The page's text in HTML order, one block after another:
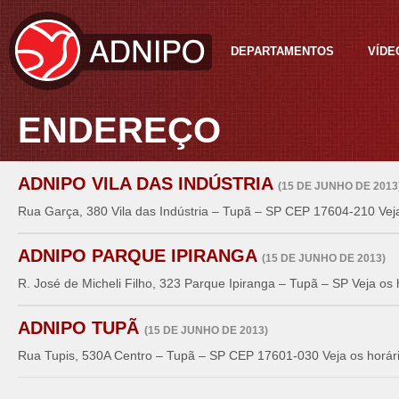
DEPARTAMENTOS
ENDEREÇO
ADNIPO VILA DAS INDÚSTRIA (15 DE JUNHO DE
Rua Garça, 380 Vila das Indústria – Tupã – SP CEP 17604-210
ADNIPO PARQUE IPIRANGA (15 DE JUNHO DE 2013)
R. José de Micheli Filho, 323 Parque Ipiranga – Tupã – SP Veja os
ADNIPO TUPÃ (15 DE JUNHO DE 2013)
Rua Tupis, 530A Centro – Tupã – SP CEP 17601-030 Veja os